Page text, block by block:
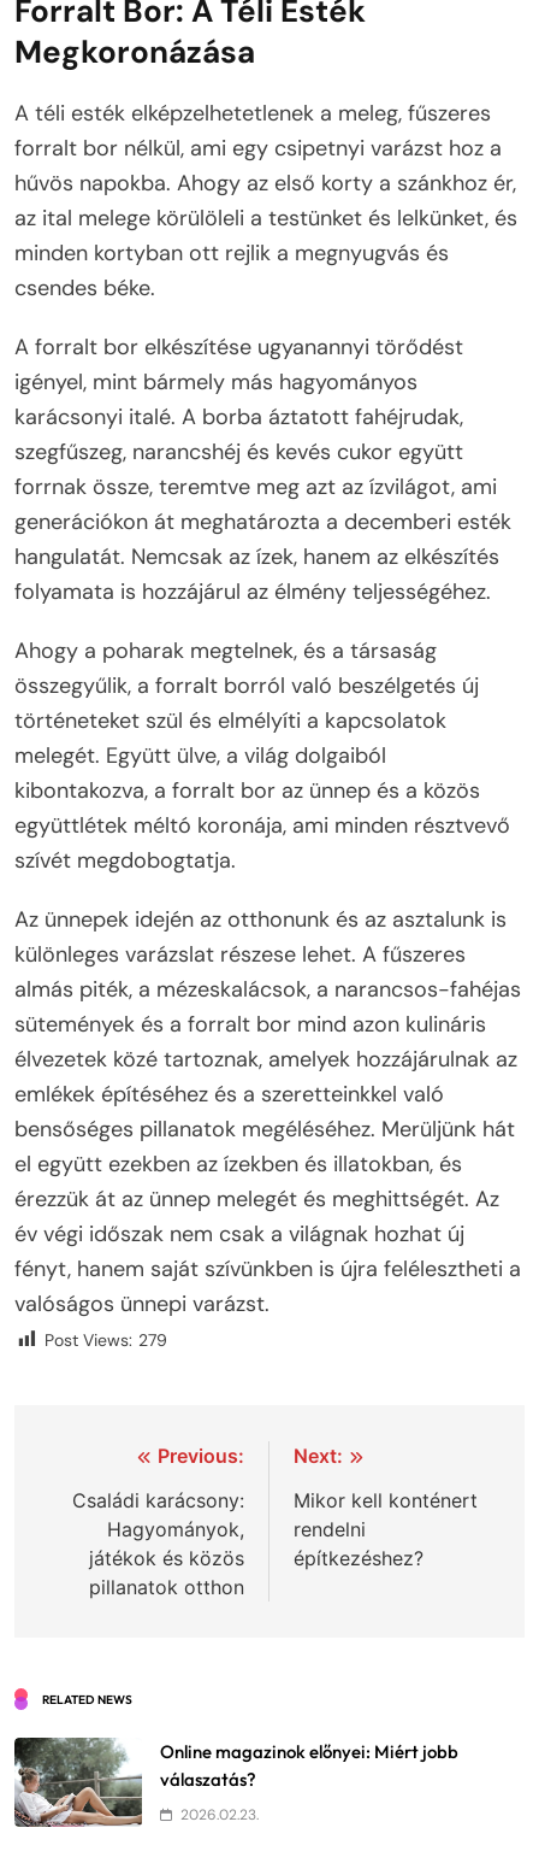
Forralt Bor: A Téli Esték
Megkoronázása
A téli esték elképzelhetetlenek a meleg, fűszeres
forralt bor nélkül, ami egy csipetnyi varázst hoz a
hűvös napokba. Ahogy az első korty a szánkhoz ér,
az ital melege körülöleli a testünket és lelkünket, és
minden kortyban ott rejlik a megnyugvás és
csendes béke.
A forralt bor elkészítése ugyanannyi törődést
igényel, mint bármely más hagyományos
karácsonyi italé. A borba áztatott fahéjrudak,
szegfűszeg, narancshéj és kevés cukor együtt
forrnak össze, teremtve meg azt az ízvilágot, ami
generációkon át meghatározta a decemberi esték
hangulatát. Nemcsak az ízek, hanem az elkészítés
folyamata is hozzájárul az élmény teljességéhez.
Ahogy a poharak megtelnek, és a társaság
összegyűlik, a forralt borról való beszélgetés új
történeteket szül és elmélyíti a kapcsolatok
melegét. Együtt ülve, a világ dolgaiból
kibontakozva, a forralt bor az ünnep és a közös
együttlétek méltó koronája, ami minden résztvevő
szívét megdobogtatja.
Az ünnepek idején az otthonunk és az asztalunk is
különleges varázslat részese lehet. A fűszeres
almás piték, a mézeskalácsok, a narancsos-fahéjas
sütemények és a forralt bor mind azon kulináris
élvezetek közé tartoznak, amelyek hozzájárulnak az
emlékek építéséhez és a szeretteinkkel való
bensőséges pillanatok megéléséhez. Merüljünk hát
el együtt ezekben az ízekben és illatokban, és
érezzük át az ünnep melegét és meghittségét. Az
év végi időszak nem csak a világnak hozhat új
fényt, hanem saját szívünkben is újra felélesztheti a
valóságos ünnepi varázst.
Post Views: 279
Bejegyzés
navigáció
Previous:
Családi karácsony:
Hagyományok,
játékok és közös
pillanatok otthon
Next:
Mikor kell konténert
rendelni
építkezéshez?
RELATED NEWS
Online magazinok előnyei: Miért jobb
válaszatás?
2026.02.23.